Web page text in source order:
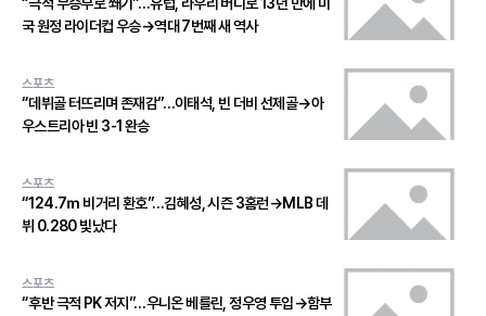
국 원정 라이더컵 우승→역대 7번째 새 역사
스포츠
“데뷔골 터뜨리며 존재감”…이태석, 빈 더비 선제골→아
우스트리아 빈 3-1 완승
스포츠
“124.7ｍ 비거리 환호”…김혜성, 시즌 3홈런→MLB 데
뷔 0.280 빛났다
스포츠
“후반 극적 PK 저지”…우니온 베를린, 정우영 투입→함부